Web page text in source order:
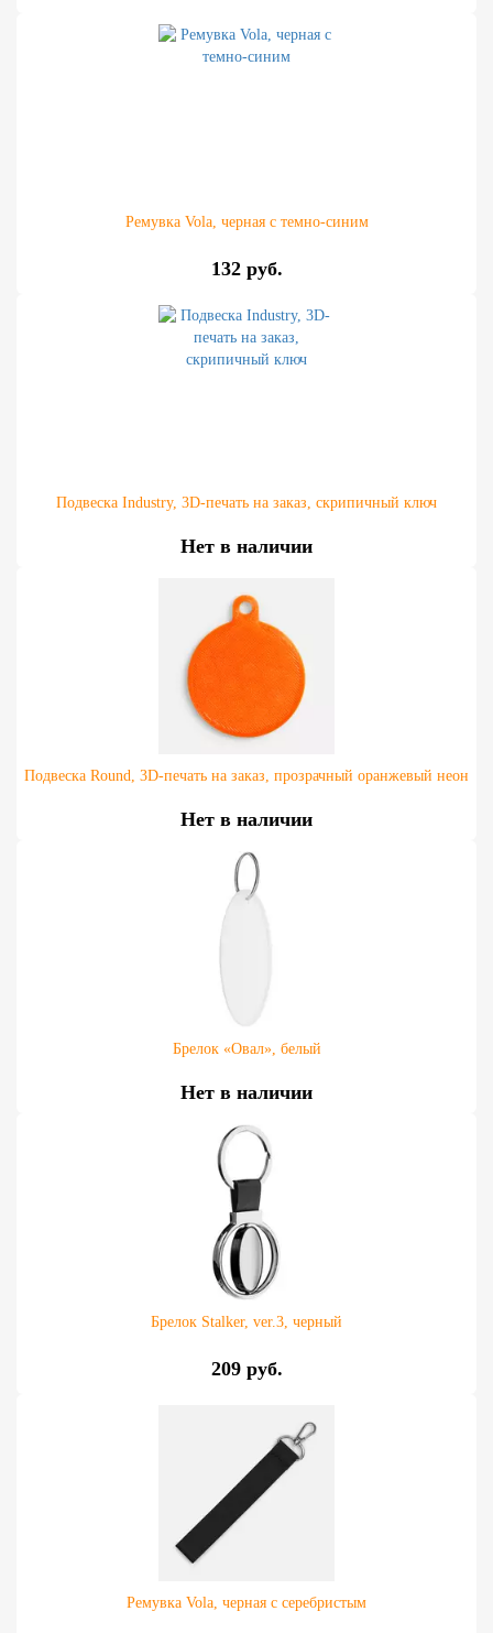
Ремувка Vola, черная с темно-синим
132 руб.
Подвеска Industry, 3D-печать на заказ, скрипичный ключ
Нет в наличии
Подвеска Round, 3D-печать на заказ, прозрачный оранжевый неон
Нет в наличии
Брелок «Овал», белый
Нет в наличии
Брелок Stalker, ver.3, черный
209 руб.
Ремувка Vola, черная с серебристым